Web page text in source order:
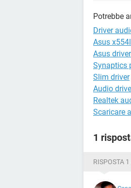
Potrebbe
Driver
Asus
Asus
Synaptics
Slim driver
Audio
Realtek
Scaricare
1
RISPOSTA 1